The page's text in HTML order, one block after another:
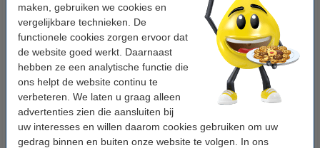
maken, gebruiken we cookies en
vergelijkbare technieken. De
functionele cookies zorgen ervoor dat
de website goed werkt. Daarnaast
hebben ze een analytische functie die
ons helpt de website continu te
verbeteren. We laten u graag alleen
advertenties zien die aansluiten bij
uw interesses en willen daarom cookies gebruiken om uw
gedrag binnen en buiten onze website te volgen. In ons
123accu Xtreme Power MN1500
Penlite AA batterij 24 stuks
€ 14,95 Incl. 21% btw
123inkt kopieerpapier 1 pak van
500 vellen A4 - 80 g/m²
€ 7,25 Incl. 21% btw